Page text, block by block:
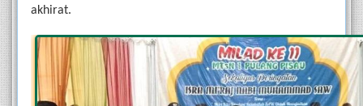
akhirat.